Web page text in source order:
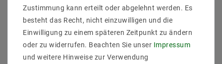
Ihr Warenkorb
Zustimmung kann erteilt oder abgelehnt werden. Es
besteht das Recht, nicht einzuwilligen und die
Einwilligung zu einem späteren Zeitpunkt zu ändern
oder zu widerrufen. Beachten Sie unser Impressum
und weitere Hinweise zur Verwendung